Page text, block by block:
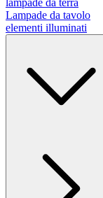
lampade da terra
Lampade da tavolo
elementi illuminati